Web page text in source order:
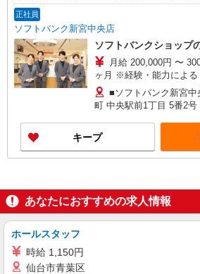
正社員
ソフトバンク新宮中央店
ソフトバンクショップ
月給 200,000円 〜
ヶ月 ※経験・能力による 【試用期間】月給
200000 円 〜 200000 円
■ソフトバンク新宮
町 中央駅前1丁目 5番2
キープ
あなたにおすすめの求人情報
ホールスタッフ
時給 1,150円
仙台市青葉区